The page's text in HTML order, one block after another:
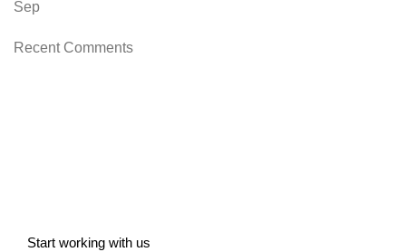
Primavera
Sep
Recent Comments
Start working with us